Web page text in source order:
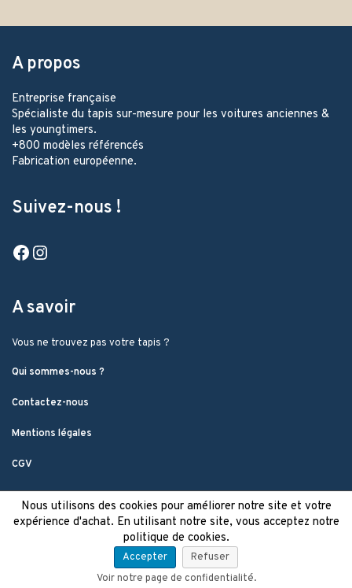
A propos
Entreprise française
Spécialiste du tapis sur-mesure pour les voitures anciennes &
les youngtimers.
+800 modèles référencés
Fabrication européenne.
Suivez-nous !
Facebook
A savoir
Vous ne trouvez pas votre tapis ?
Qui sommes-nous ?
Contactez-nous
Mentions légales
CGV
Nous utilisons des cookies pour améliorer notre site et votre
expérience d'achat. En utilisant notre site, vous acceptez notre
politique de cookies.
Accepter
Refuser
Voir notre page de confidentialité.